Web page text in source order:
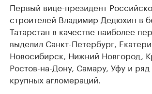
Первый вице-президент
строителей Владимир Дедюхин в
Татарстан в качестве наиболее
выделил Санкт-Петербург,
Новосибирск, Нижний Новгород,
Ростов-на-Дону, Самару, Уфу и ряд
крупных агломераций.